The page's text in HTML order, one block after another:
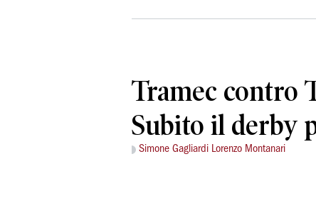
Tramec contro
Subito il derby
Simone Gagliardi Lorenzo Montanari